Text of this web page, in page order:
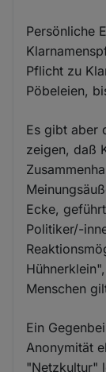
Persönliche
Pflicht zu
Pöbeleien,
Es gibt aber
zeigen, daß
Ecke,
Politiker/-
Menschen
Ein
Anonymität
"Netzkultur"